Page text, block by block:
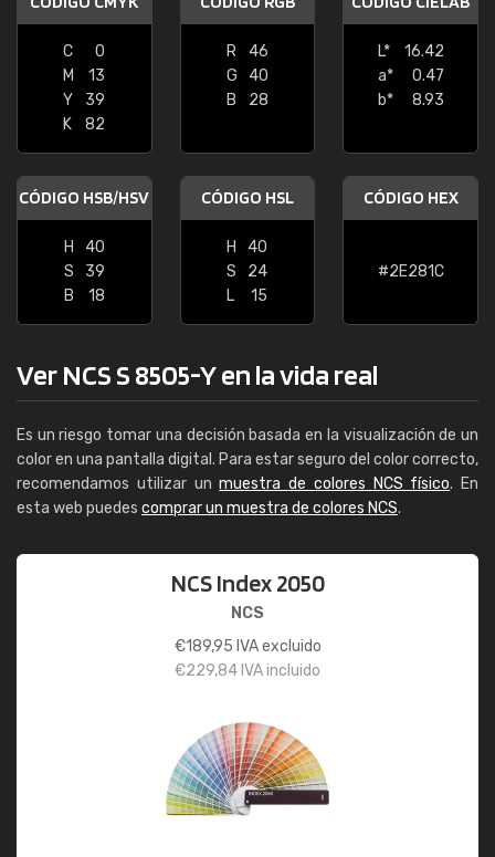
C
0
M
13
Y
39
K
82
R
46
G
40
B
28
L*
16.42
a*
0.47
b*
8.93
CÓDIGO HSB/HSV
H
40
S
39
B
18
CÓDIGO HSL
H
40
S
24
L
15
CÓDIGO HEX
#2E281C
Ver NCS S 8505-Y en la vida real
Es un riesgo tomar una decisión basada en la visualización de un
color en una pantalla digital. Para estar seguro del color correcto,
recomendamos utilizar unmuestra de colores NCS físico. En
esta web puedes comprar un muestra de colores NCS.
NCS Index 2050
NCS
€189,95 IVA excluido
€229,84 IVA incluido